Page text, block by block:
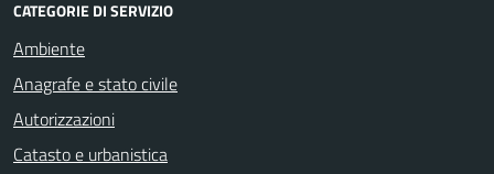
CATEGORIE DI SERVIZIO
Ambiente
Anagrafe e stato civile
Autorizzazioni
Catasto e urbanistica